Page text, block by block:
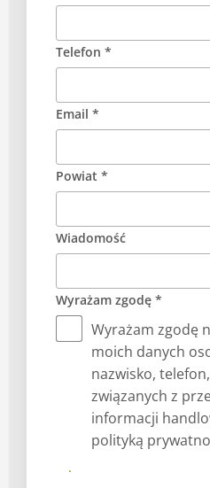
Telefon *
Email *
Powiat *
Wiadomość
Wyrażam zgodę *
Wyrażam zgodę
moich danych
nazwisko,
związanych z
informacji
polityką
Submit